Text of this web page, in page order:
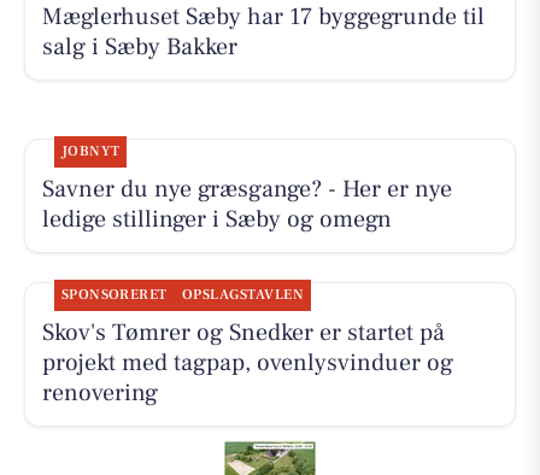
Mæglerhuset Sæby har 17 byggegrunde til
salg i Sæby Bakker
JOBNYT
Savner du nye græsgange? - Her er nye
ledige stillinger i Sæby og omegn
SPONSORERET OPSLAGSTAVLEN
Skov's Tømrer og Snedker er startet på
projekt med tagpap, ovenlysvinduer og
renovering